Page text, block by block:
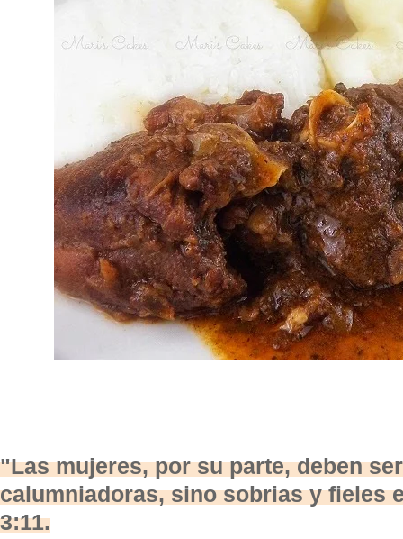
"Las mujeres, por su parte, deben
calumniadoras, sino sobrias y fieles
3:11.